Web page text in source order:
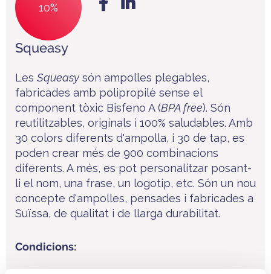
10%
Squeasy
Les Squeasy són ampolles plegables,
fabricades amb polipropilè sense el
component tòxic Bisfeno A (BPA free). Són
reutilitzables, originals i 100% saludables. Amb
30 colors diferents d'ampolla, i 30 de tap, es
poden crear més de 900 combinacions
diferents. A més, es pot personalitzar posant-
li el nom, una frase, un logotip, etc. Són un nou
concepte d'ampolles, pensades i fabricades a
Suïssa, de qualitat i de llarga durabilitat.
Condicions: